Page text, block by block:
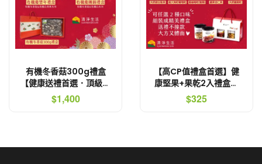
有機冬香菇300g禮盒
【健康送禮首選．頂級食
材．菇傘厚實】
$1,400
【高CP值禮盒首選】健
康堅果+果乾2入禮盒組
【最低79折! 天然綜合堅
果、超大無籽葡萄乾、整
$325